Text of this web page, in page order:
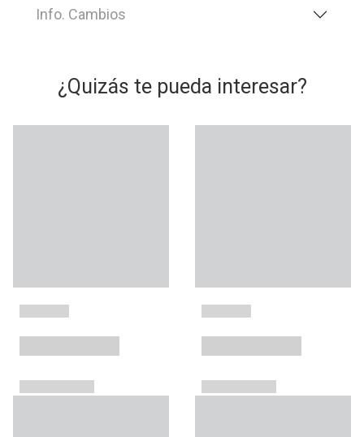
Info. Cambios
¿Quizás te pueda interesar?